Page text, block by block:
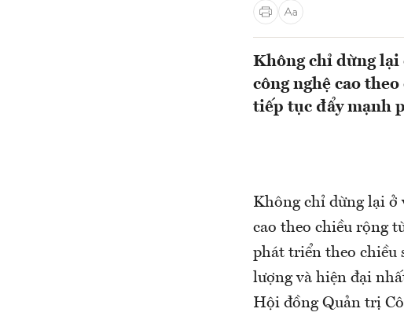
Không chỉ dừng lại
công nghệ cao
tiếp tục đẩy mạnh
Không chỉ dừng lại ở
cao theo chiều rộng
phát triển theo chiều
lượng và hiện đại
Hội đồng Quản trị